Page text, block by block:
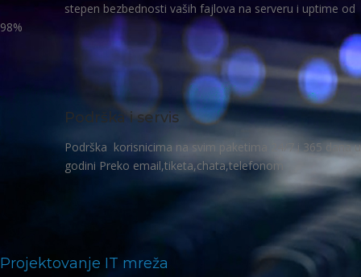
stepen bezbednosti vaših fajlova na serveru i uptime od
98%
Podrška i servis
Podrška korisnicima na svim paketima 24/7 i 365 dana u
godini Preko email,tiketa,chata,telefonom
Projektovanje IT mreža